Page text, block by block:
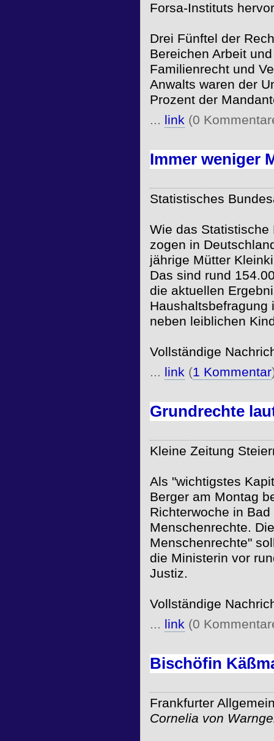
Forsa-Instituts
Drei Fünftel der
Bereichen Arbeit
Familienrecht und
Anwalts waren der
Prozent der
... link(0
Immer weniger
Statistisches
Wie das
zogen in
jährige Mütter
Das sind rund
die aktuellen
Haushaltsbefragung
neben leiblichen
Vollständige
... link(1 Kommentar
Grundrechte
Kleine Zeitung
Als "wichtigstes
Berger am Montag
Richterwoche in
Menschenrechte.
Menschenrechte"
die Ministerin vor
Justiz.
Vollständige
... link(0
Bischöfin
Frankfurter
Cornelia von